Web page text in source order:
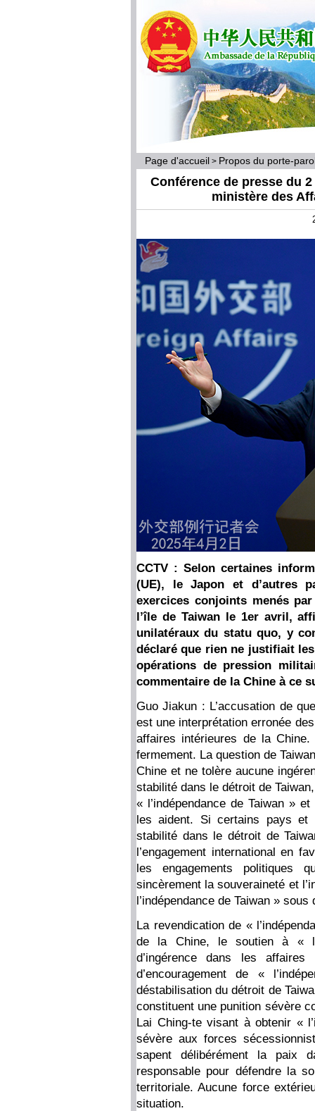
Page d'accueil > Propos du porte-
Conférence de presse du
ministère des
CCTV : Selon certaines
(UE), le Japon et d’autres
exercices conjoints menés
l’île de Taiwan le 1er avril,
unilatéraux du statu quo, y
déclaré que rien ne justifiait
opérations de pression
commentaire de la Chine à ce
Guo Jiakun : L’accusation de
est une interprétation erronée
affaires intérieures de la
fermement. La question de
Chine et ne tolère aucune
stabilité dans le détroit de
« l’indépendance de Taiwan »
les aident. Si certains pays et
stabilité dans le détroit de
l’engagement international en
les engagements politiques
sincèrement la souveraineté et
l’indépendance de Taiwan »
La revendication de «
de la Chine, le soutien à «
d’ingérence dans les
d’encouragement de «
déstabilisation du détroit de
constituent une punition sévère
Lai Ching-te visant à obtenir «
sévère aux forces
sapent délibérément la paix
responsable pour défendre la
territoriale. Aucune force
situation.